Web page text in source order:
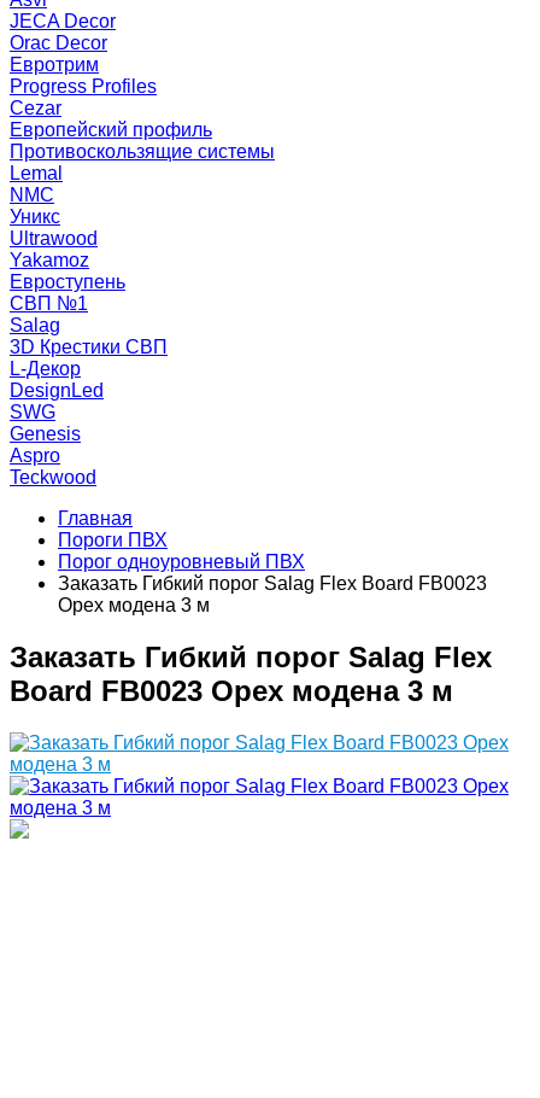
JECA Decor
Orac Decor
Евротрим
Progress Profiles
Cezar
Европейский профиль
Противоскользящие системы
Lemal
NMC
Уникс
Ultrawood
Yakamoz
Евроступень
СВП №1
Salag
3D Крестики СВП
L-Декор
DesignLed
SWG
Genesis
Aspro
Teckwood
Главная
Пороги ПВХ
Порог одноуровневый ПВХ
Заказать Гибкий порог Salag Flex Board FB0023
Орех модена 3 м
Заказать Гибкий порог Salag Flex
Board FB0023 Орех модена 3 м